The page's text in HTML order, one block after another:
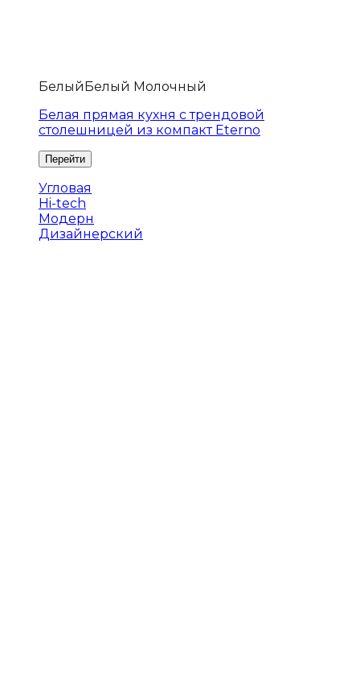
БелыйБелый Молочный
Белая прямая кухня с трендовой
столешницей из компакт Eterno
Угловая
Hi-tech
Модерн
Дизайнерский